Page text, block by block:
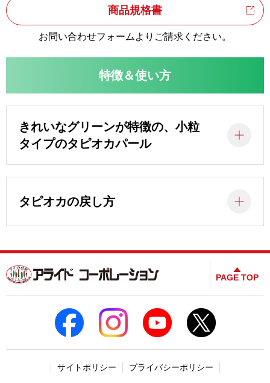
商品規格書
お問い合わせフォームよりご請求ください。
特徴＆使い方
きれいなグリーンが特徴の、小粒
タイプのタピオカパール
タピオカの戻し方
PAGE TOP
サイトポリシー プライバシーポリシー